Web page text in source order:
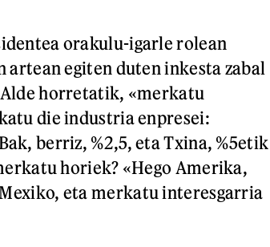
orakulu-igarle rolean
egiten duten inkesta zabal
horretatik, «merkatu
die industria enpresei:
berriz, %2,5, eta Txina, %5etik
horiek? «Hego Amerika,
eta merkatu interesgarria